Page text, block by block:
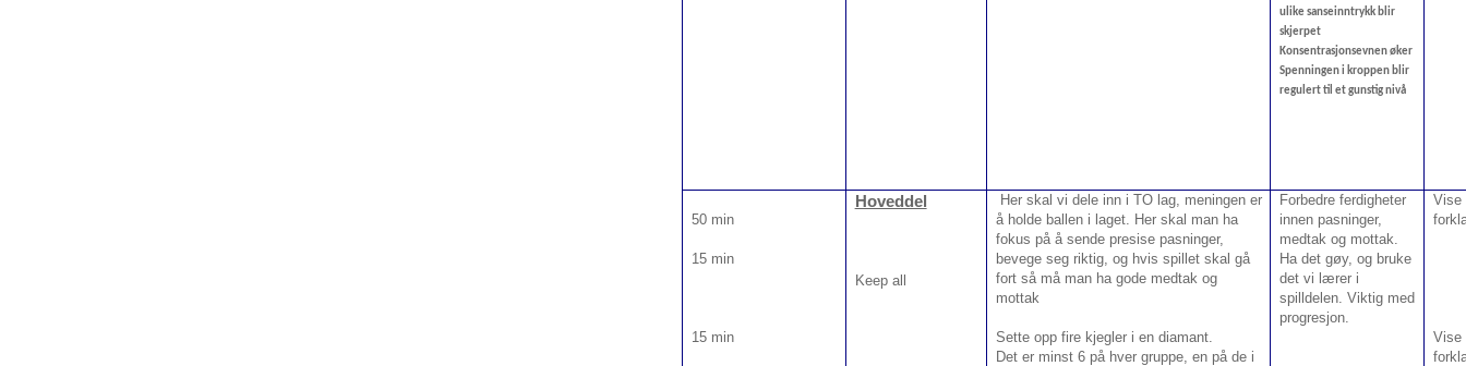
ulike sanseinntrykk blir
skjerpet
Konsentrasjonsevnen øker
Spenningen i kroppen blir
regulert til et gunstig nivå
50 min
15 min
15 min
Hoveddel
Keep all
Her skal vi dele inn i TO lag, meningen er
å holde ballen i laget. Her skal man ha
fokus på å sende presise pasninger,
bevege seg riktig, og hvis spillet skal gå
fort så må man ha gode medtak og
mottak
Sette opp fire kjegler i en diamant.
Det er minst 6 på hver gruppe, en på de i
Forbedre ferdigheter
innen pasninger,
medtak og mottak.
Ha det gøy, og bruke
det vi lærer i
spilldelen. Viktig med
progresjon.
Vise
Vise